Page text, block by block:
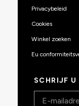
Privacybeleid
Cookies
Winkel zoeken
Eu
SCHRIJF